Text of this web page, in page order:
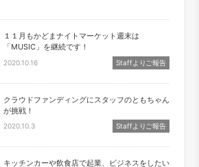
１１月もかどまナイトマーケット週末は
「MUSIC」を継続です！
2020.10.16 Staffよりご報告
クラウドファンディングにスタッフのともちゃん
が挑戦！
2020.10.3 Staffよりご報告
キッチンカーや飲食店で起業、ビジネスをしたい